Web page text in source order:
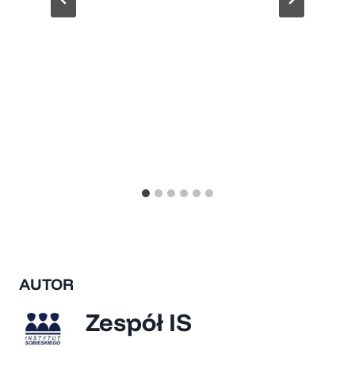
AUTOR
Zespół IS